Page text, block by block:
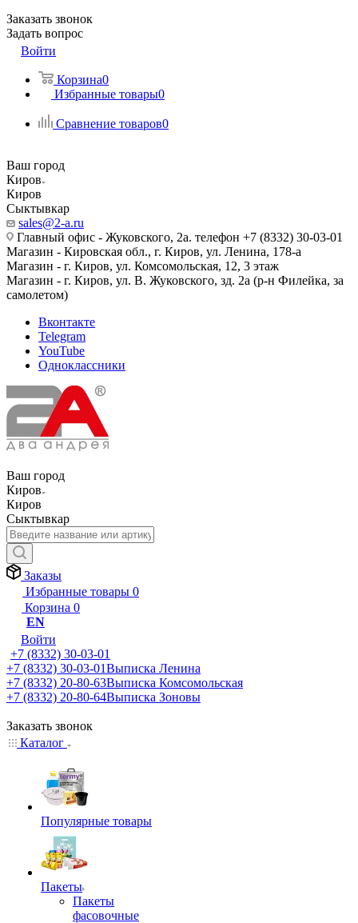
Заказать звонок
Задать вопрос
Войти
Корзина0
Избранные товары0
Сравнение товаров0
Ваш город
Киров
Киров
Сыктывкар
sales@2-a.ru
Главный офис - Жуковского, 2а. телефон +7 (8332) 30-03-01
Магазин - Кировская обл., г. Киров, ул. Ленина, 178-а
Магазин - г. Киров, ул. Комсомольская, 12, 3 этаж
Магазин - г. Киров, ул. В. Жуковского, зд. 2а (р-н Филейка, за
самолетом)
Вконтакте
Telegram
YouTube
Одноклассники
Ваш город
Киров
Киров
Сыктывкар
Заказы
Избранные товары 0
Корзина 0
EN
Войти
+7 (8332) 30-03-01
+7 (8332) 30-03-01Выписка Ленина
+7 (8332) 20-80-63Выписка Комсомольская
+7 (8332) 20-80-64Выписка Зоновы
Заказать звонок
Каталог
Популярные товары
Пакеты
Пакеты
фасовочные